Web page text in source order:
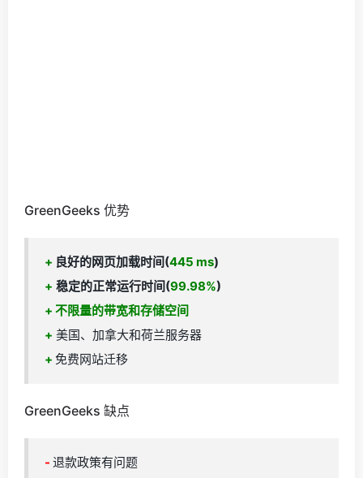
GreenGeeks 优势
+ 良好的网页加载时间(445 ms)
+ 稳定的正常运行时间(99.98%)
+ 不限量的带宽和存储空间
+ 美国、加拿大和荷兰服务器
+ 免费网站迁移
GreenGeeks 缺点
- 退款政策有问题